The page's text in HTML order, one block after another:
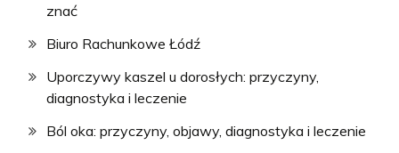
znać
Biuro Rachunkowe Łódź
Uporczywy kaszel u dorosłych: przyczyny,
diagnostyka i leczenie
Ból oka: przyczyny, objawy, diagnostyka i leczenie